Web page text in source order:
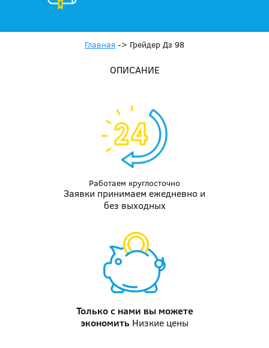
Главная -> Грейдер Дз 98
ОПИСАНИЕ
Работаем круглосточно
Заявки принимаем ежедневно и
без выходных
Только с нами вы можете
экономить Низкие цены